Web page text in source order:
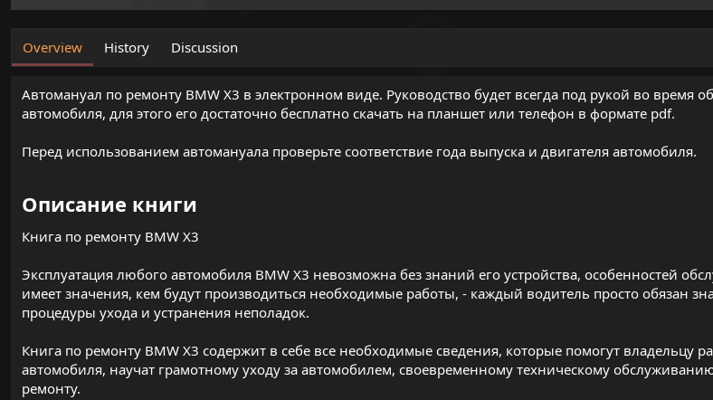
Overview History Discussion
Автомануал по ремонту BMW X3 в электронном виде. Руководство будет всегда под рукой во время
автомобиля, для этого его достаточно бесплатно скачать на планшет или телефон в формате pdf.
Перед использованием автомануала проверьте соответствие года выпуска и двигателя автомобиля.
Описание книги​
Книга по ремонту BMW X3
Эксплуатация любого автомобиля BMW X3 невозможна без знаний его устройства, особенностей
имеет значения, кем будут производиться необходимые работы, - каждый водитель просто обязан
процедуры ухода и устранения неполадок.
Книга по ремонту BMW X3 содержит в себе все необходимые сведения, которые помогут владельцу
автомобиля, научат грамотному уходу за автомобилем, своевременному техническому
ремонту.